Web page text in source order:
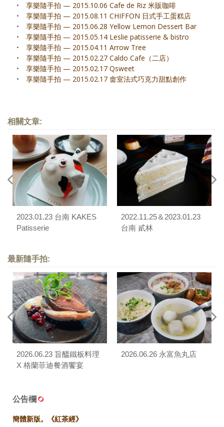
•
享樂隨手拍 — 2015.10.06 Cafe de Riz 米販咖啡
•
享樂隨手拍 — 2015.08.11 CHIFFON 日式手工蛋糕店
•
享樂隨手拍 — 2015.06.28 Yellow Lemon Dessert Bar
•
享樂隨手拍 — 2015.05.14 Leslie patisserie & bistro
•
享樂隨手拍 — 2015.04.11 Arrow Tree
•
享樂隨手拍 — 2015.02.27 Caldo Cafe（二店）
•
享樂隨手拍 — 2015.02.17 Qsweet
•
享樂隨手拍 — 2015.02.17 畬室法式巧克力甜點創作
相關文章:
2023.01.23 台南 KAKES
Patisserie
2022.11.25＆2023.01.23
台南 貳林
最新隨手拍:
2026.06.23 旨醞鐵板料理
X 格蘭菲迪餐酒饗宴
2026.06.26 永富魚丸店
公告欄
簡體新版。《紅茶經》